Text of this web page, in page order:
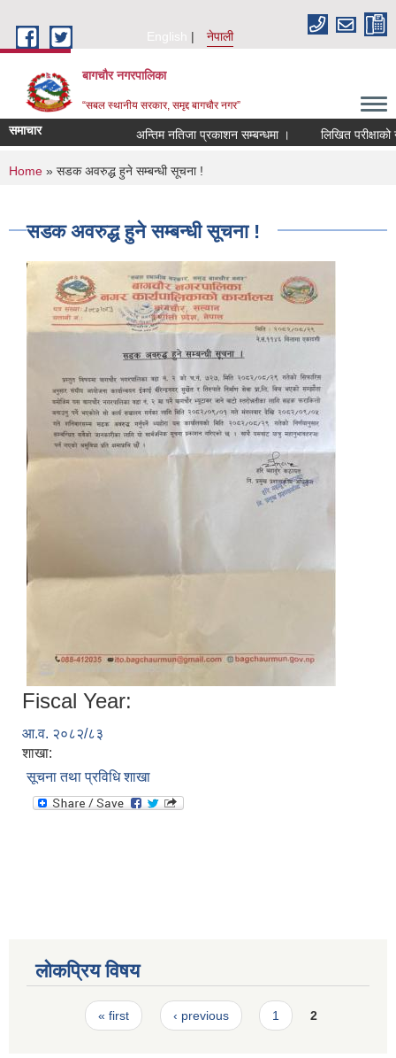
English
नेपाली
बागचौर नगरपालिका
“सबल स्थानीय सरकार, समृद्द बागचौर नगर”
समाचार अन्तिम नतिजा प्रकाशन सम्बन्धमा । लिखित परीक्षाको
You are here
Home » सडक अवरुद्ध हुने सम्बन्धी सूचना !
सडक अवरुद्ध हुने सम्बन्धी सूचना !
Fiscal Year:
आ.व. २०८२/८३
शाखा:
सूचना तथा प्रविधि शाखा
लोकप्रिय विषय
Pages« first ‹ previous 1 2